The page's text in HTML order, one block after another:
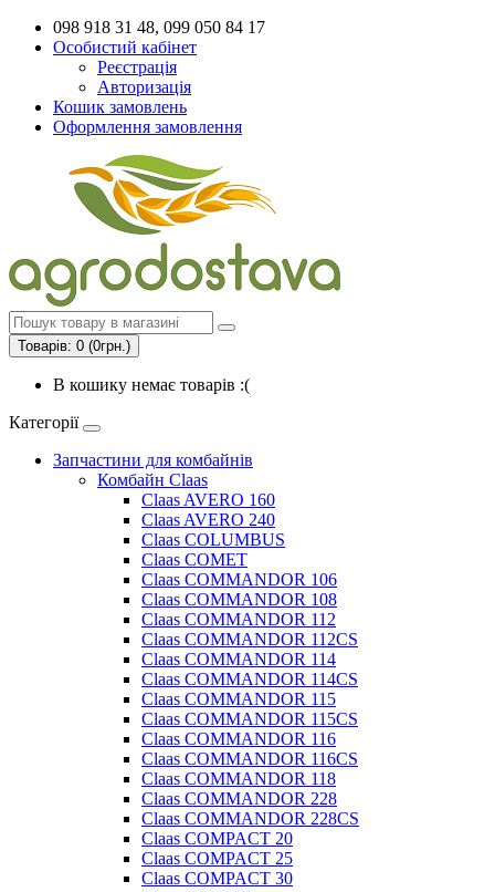
098 918 31 48, 099 050 84 17
Особистий кабінет
Реєстрація
Авторизація
Кошик замовлень
Оформлення замовлення
Товарів: 0 (0грн.)
В кошику немає товарів :(
Категорії
Запчастини для комбайнів
Комбайн Claas
Claas AVERO 160
Claas AVERO 240
Claas COLUMBUS
Claas COMET
Claas COMMANDOR 106
Claas COMMANDOR 108
Claas COMMANDOR 112
Claas COMMANDOR 112CS
Claas COMMANDOR 114
Claas COMMANDOR 114CS
Claas COMMANDOR 115
Claas COMMANDOR 115CS
Claas COMMANDOR 116
Claas COMMANDOR 116CS
Claas COMMANDOR 118
Claas COMMANDOR 228
Claas COMMANDOR 228CS
Claas COMPACT 20
Claas COMPACT 25
Claas COMPACT 30